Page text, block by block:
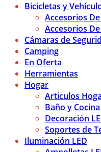
Bicicletas y
Accesorios
Accesorios
Cámaras de
Camping
En Oferta
Herramientas
Hogar
Articulos
Baño y Cocina
Decoración
Soportes de
Iluminación LED